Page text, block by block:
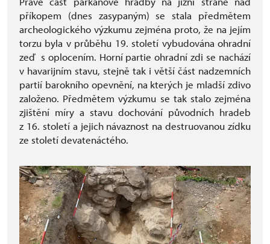
příkopem (dnes zasypaným) se stala předmětem
archeologického výzkumu zejména proto, že na jejím
torzu byla v průběhu 19. století vybudována ohradní
zeď s oplocením. Horní partie ohradní zdi se nachází
v havarijním stavu, stejně tak i větší část nadzemních
partií barokního opevnění, na kterých je mladší zdivo
založeno. Předmětem výzkumu se tak stalo zejména
zjištění míry a stavu dochování původních hradeb
z 16. století a jejich návaznost na destruovanou zídku
ze století devatenáctého.